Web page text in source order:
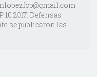
10 2017: Defensas
se publicaron las